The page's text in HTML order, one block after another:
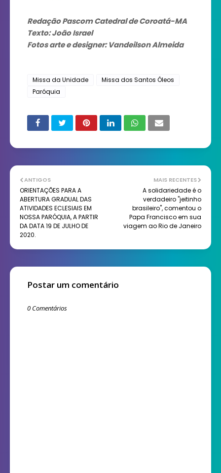
Redação Pascom Catedral de Coroatá-MA
Texto: João Israel
Fotos arte e designer: Vandeilson Almeida
Missa da Unidade
Missa dos Santos Óleos
Paróquia
MAIS RECENTES
A solidariedade é o
verdadeiro "jeitinho
brasileiro", comentou o
Papa Francisco em sua
viagem ao Rio de Janeiro
ANTIGOS
ORIENTAÇÕES PARA A
ABERTURA GRADUAL DAS
ATIVIDADES ECLESIAIS EM
NOSSA PARÓQUIA, A PARTIR
DA DATA 19 DE JULHO DE
2020.
Postar um comentário
0 Comentários